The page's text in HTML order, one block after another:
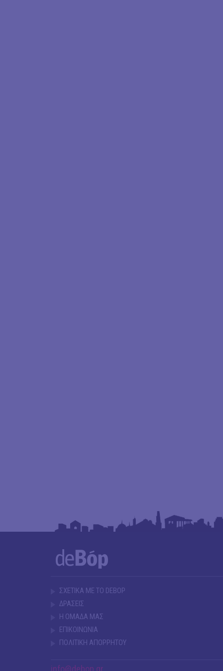
ΣΧΕΤΙΚΑ ΜΕ ΤΟ DEBOP
ΔΡΑΣΕΙΣ
Η ΟΜΑΔΑ ΜΑΣ
ΕΠΙΚΟΙΝΩΝΙΑ
ΠΟΛΙΤΙΚΗ ΑΠΟΡΡΗΤΟΥ
info@debop.gr